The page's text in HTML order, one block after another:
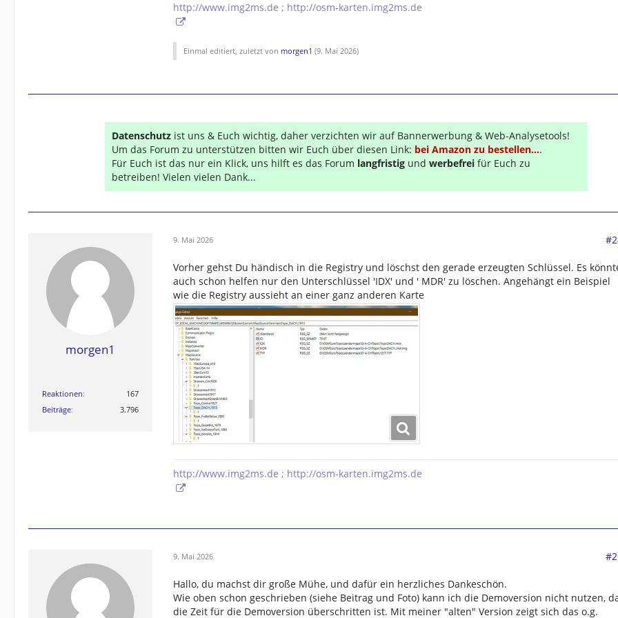
http://www.img2ms.de ; http://osm-karten.img2ms.de
Einmal editiert, zuletzt von morgen1 (9. Mai 2026)
Datenschutz ist uns & Euch wichtig, daher verzichten wir auf Bannerwerbung & Web-Analysetools!
Um das Forum zu unterstützen bitten wir Euch über diesen Link: bei Amazon zu bestellen....
Für Euch ist das nur ein Klick, uns hilft es das Forum langfristig und werbefrei für Euch zu
betreiben! Vielen vielen Dank...
morgen1
Reaktionen
167
Beiträge
3.796
9. Mai 2026
Vorher gehst Du händisch in die Registry und löschst den gerade erzeugten Schlüssel. Es
auch schon helfen nur den Unterschlüssel 'IDX' und ' MDR' zu löschen. Angehängt ein Beispiel
wie die Registry aussieht an einer ganz anderen Karte
http://www.img2ms.de ; http://osm-karten.img2ms.de
9. Mai 2026
Hallo, du machst dir große Mühe, und dafür ein herzliches Dankeschön.
Wie oben schon geschrieben (siehe Beitrag und Foto) kann ich die Demoversion nicht nutzen,
die Zeit für die Demoversion überschritten ist. Mit meiner "alten" Version zeigt sich das o.g.